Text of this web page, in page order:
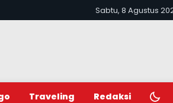
Sabtu, 8 Agustus
Traveling Redaksi